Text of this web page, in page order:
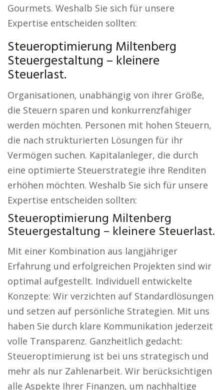
Gourmets. Weshalb Sie sich für unsere
Expertise entscheiden sollten:
Steueroptimierung Miltenberg
Steuergestaltung – kleinere
Steuerlast.
Organisationen, unabhängig von ihrer Größe,
die Steuern sparen und konkurrenzfähiger
werden möchten. Personen mit hohen Steuern,
die nach strukturierten Lösungen für ihr
Vermögen suchen. Kapitalanleger, die durch
eine optimierte Steuerstrategie ihre Renditen
erhöhen möchten. Weshalb Sie sich für unsere
Expertise entscheiden sollten:
Steueroptimierung Miltenberg
Steuergestaltung – kleinere Steuerlast.
Mit einer Kombination aus langjähriger
Erfahrung und erfolgreichen Projekten sind wir
optimal aufgestellt. Individuell entwickelte
Konzepte: Wir verzichten auf Standardlösungen
und setzen auf persönliche Strategien. Mit uns
haben Sie durch klare Kommunikation jederzeit
volle Transparenz. Ganzheitlich gedacht:
Steueroptimierung ist bei uns strategisch und
mehr als nur Zahlenarbeit. Wir berücksichtigen
alle Aspekte Ihrer Finanzen, um nachhaltige